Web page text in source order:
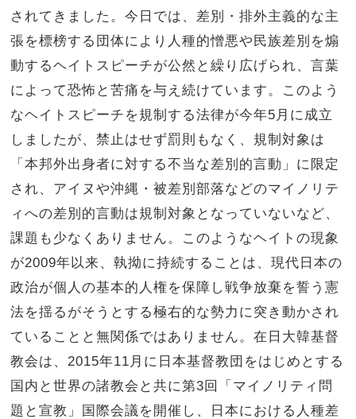
されてきました。今日では、差別・排外主義的な主
張を標榜する団体により人種的憎悪や民族差別を煽
動するヘイトスピーチが公然と繰り広げられ、言葉
によって恐怖と苦痛を与え続けています。このよう
なヘイトスピーチを規制する法律が今年5月に成立
しましたが、禁止はせず罰則もなく、規制対象は
「本邦外出身者に対する不当な差別的言動」に限定
され、アイヌや沖縄・被差別部落などのマイノリテ
ィへの差別的言動は規制対象となっていないなど、
課題も少なくありません。このようなヘイトの現象
が2009年以来、執拗に持続することは、現代日本の
政治が個人の基本的人権を保障し戦争放棄を誓う憲
法を揺るがそうとする極右的な勢力に突き動かされ
ていることと無関係ではありません。在日大韓基督
教会は、2015年11月に日本基督教団をはじめとする
国内と世界の諸教会と共に第3回「マイノリティ問
題と宣教」国際会議を開催し、日本における人種差